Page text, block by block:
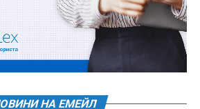
Центру резервування
можна через
НА ЕМЕЙЛ